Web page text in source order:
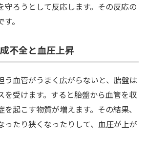
守ろうとして反応します。その反応の
。
不全と血圧上昇
う血管がうまく広がらないと、胎盤は
を受けます。すると胎盤から血管を収
起こす物質が増えます。その結果、
ったり狭くなったりして、血圧が上が